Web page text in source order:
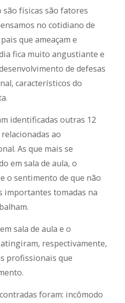
são físicas são fatores
no cotidiano de
que ameaçam e
fica muito angustiante e
de defesas
característicos do
identificadas outras 12
ao
As que mais se
em sala de aula, o
o sentimento de que não
importantes tomadas na
sala de aula e o
respectivamente,
profissionais que
foram: incômodo